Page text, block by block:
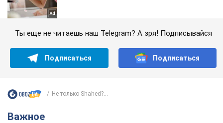
Ты еще не читаешь наш Telegram? А зря! Подписывайся
Подписаться Подписаться
Не только Shahed?...
Важное